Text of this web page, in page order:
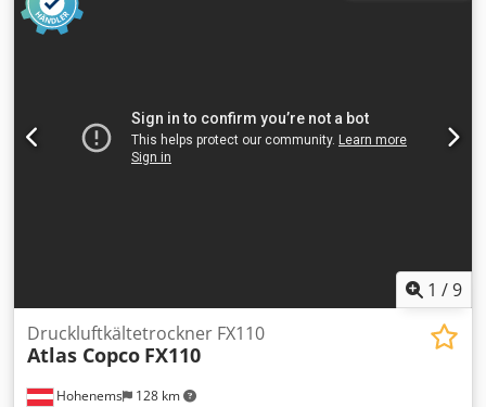
1 /9
Hohenems 128 km
Druckluftkältetrockner FX110
Atlas Copco FX110